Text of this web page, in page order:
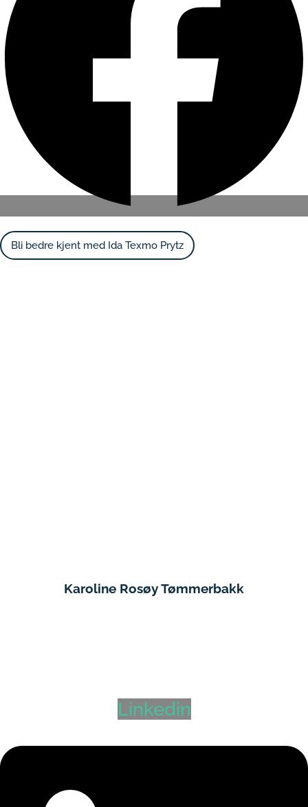
Bli bedre kjent med Ida Texmo Prytz
Karoline Rosøy Tømmerbakk
Linkedin